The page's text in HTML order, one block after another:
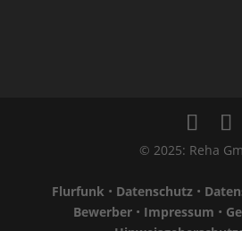
© 2025: Reha
Flurfunk • Datenschutz •
Bewerber • Impressum •